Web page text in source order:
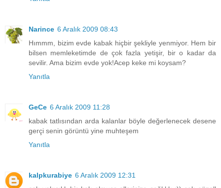
Narince 6 Aralık 2009 08:43
Hımmm, bizim evde kabak hiçbir şekliyle yenmiyor. Hem bir
bilsen memleketimde de çok fazla yetişir, bir o kadar da
sevilir. Ama bizim evde yok!Acep keke mi koysam?
Yanıtla
GeCe 6 Aralık 2009 11:28
kabak tatlısından arda kalanlar böyle değerlenecek desene
gerçi senin görüntü yine muhteşem
Yanıtla
kalpkurabiye 6 Aralık 2009 12:31